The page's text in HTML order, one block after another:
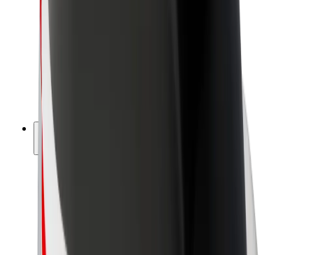
Empresa
Sostenibilidad en Bolt
Project Zero